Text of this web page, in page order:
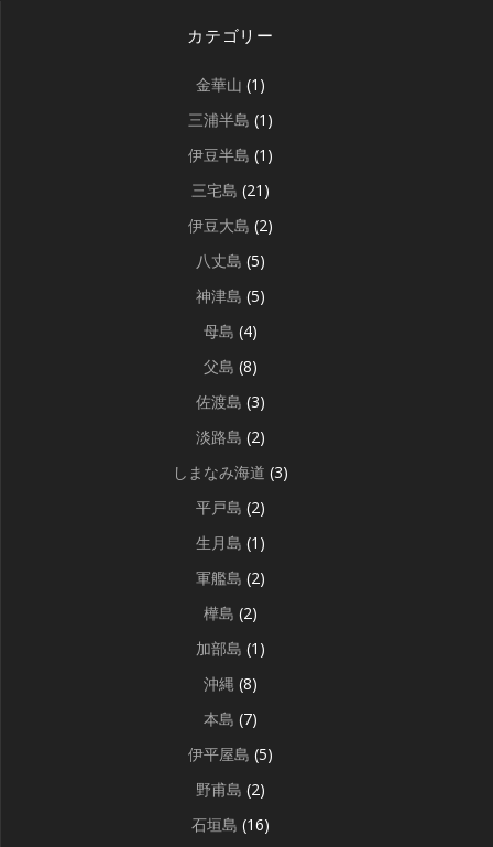
カテゴリー
金華山 (1)
三浦半島 (1)
伊豆半島 (1)
三宅島 (21)
伊豆大島 (2)
八丈島 (5)
神津島 (5)
母島 (4)
父島 (8)
佐渡島 (3)
淡路島 (2)
しまなみ海道 (3)
平戸島 (2)
生月島 (1)
軍艦島 (2)
樺島 (2)
加部島 (1)
沖縄 (8)
本島 (7)
伊平屋島 (5)
野甫島 (2)
石垣島 (16)